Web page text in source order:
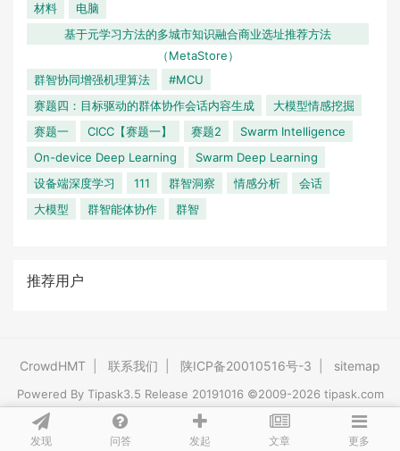
发现 问答 发起 文章 更多
材料
电脑
基于元学习方法的多城市知识融合商业选址推荐方法
（MetaStore）
群智协同增强机理算法
#MCU
赛题四：目标驱动的群体协作会话内容生成
大模型情感挖掘
赛题一
CICC【赛题一】 赛题2
Swarm Intelligence
On-device Deep Learning
Swarm Deep Learning
设备端深度学习
111 群智洞察 情感分析
会话
大模型
群智能体协作 群智
推荐用户
CrowdHMT 联系我们 陕ICP备20010516号-3 sitemap
Powered By Tipask3.5 Release 20191016 ©2009-2026 tipask.com